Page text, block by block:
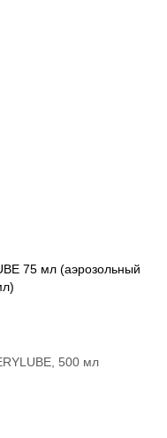
75 мл (аэрозольный